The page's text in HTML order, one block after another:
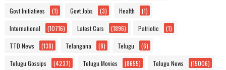
Govt Initiatives (1) Govt Jobs (3) Health (1)
International (10716) Latest Cars (1896) Patriotic (1)
TTD News (138) Telangana (8) Telugu (6)
Telugu Gossips (4237) Telugu Movies (8655) Telugu News (15006)